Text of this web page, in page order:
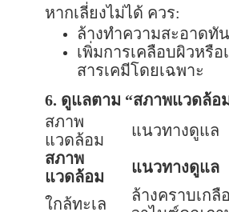
หากเลี่ยงไม่ได้ ควร:
ล้างทำความสะอาดทั
เพิ่มการเคลือบผิวหรื
สารเคมีโดยเฉพาะ
6. ดูแลตาม “สภาพแวดล้อ
สภาพ
แวดล้อม
แนวทางดูแล
สภาพ
แวดล้อม
แนวทางดูแล
ใกล้ทะเล
ล้างคราบเก